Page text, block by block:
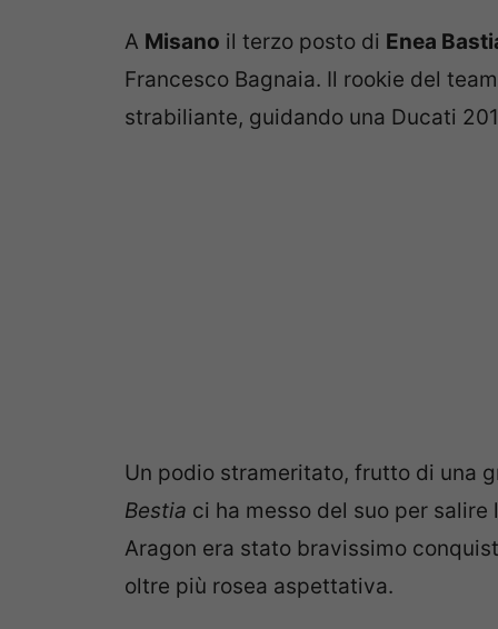
A Misano il terzo posto di Enea
Francesco Bagnaia. Il rookie del
strabiliante, guidando una Ducati
Un podio strameritato, frutto di una
Bestia ci ha messo del suo per
Aragon era stato bravissimo
oltre più rosea aspettativa.